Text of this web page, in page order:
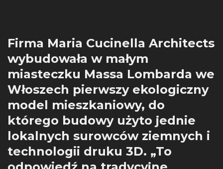
Firma Maria Cucinella Architects
wybudowała w małym
miasteczku Massa Lombarda we
Włoszech pierwszy ekologiczny
model mieszkaniowy, do
którego budowy użyto jednie
lokalnych surowców ziemnych i
technologii druku 3D. „To